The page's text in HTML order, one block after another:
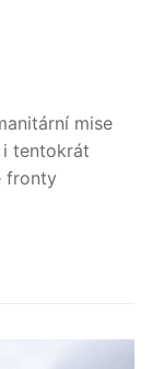
mise
i tentokrát
fronty